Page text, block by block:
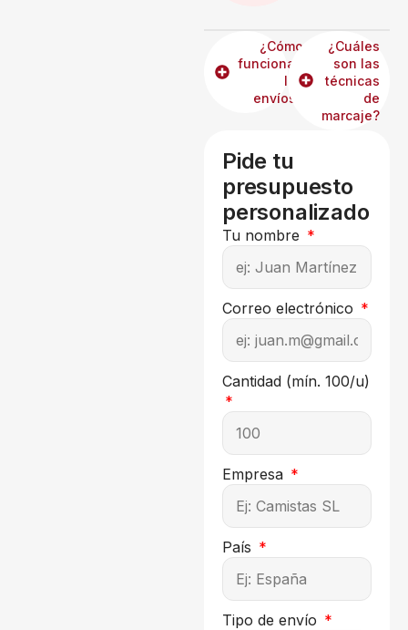
¿Cómo
funcionan
los
envíos?
¿Cuáles
son las
técnicas
de
marcaje?
Pide tu
presupuesto
personalizado
Tu nombre
Correo electrónico
Cantidad (mín. 100/u)
Empresa
País
Tipo de envío